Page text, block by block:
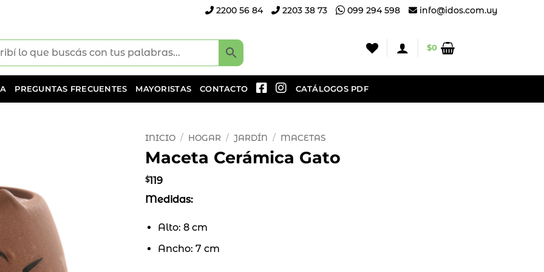
2200 56 84 2203 38 73 099 294 598 info@idos.com.uy
$0
PREGUNTAS FRECUENTES MAYORISTAS CONTACTO CATÁLOGOS PDF
INICIO / HOGAR / JARDÍN / MACETAS
Maceta Cerámica Gato
$119
Medidas:
Alto: 8 cm
Ancho: 7 cm